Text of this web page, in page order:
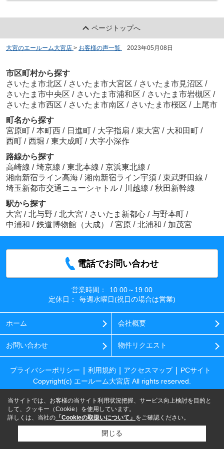
ページトップへ
大宮のエールーム大宮店 > お客様の声一覧 2023年05月08日
市区町村から探す
さいたま市北区 / さいたま市大宮区 / さいたま市見沼区 /
さいたま市中央区 / さいたま市浦和区 / さいたま市岩槻区 /
さいたま市西区 / さいたま市南区 / さいたま市桜区 /
上尾市
町名から探す
宮原町 / 本町西 / 日進町 / 大字指扇 / 東大宮 / 大和田町 /
西町 / 西堀 / 東大成町 / 大字小深作
路線から探す
高崎線 / 埼京線 / 東北本線 / 京浜東北線 /
湘南新宿ライン高海 / 湘南新宿ライン宇須 / 東武野田線 /
埼玉新都市交通ニューシャトル / 川越線 / 秋田新幹線
駅から探す
大宮 / 北与野 / 北大宮 / さいたま新都心 / 与野本町 /
中浦和 / 鉄道博物館（大成） / 宮原 / 北浦和 / 加茂宮
電話でお問い合わせ
営業時間：
10:00～19:00
定休日：
毎週水曜日(祝日の場合は営業)
ホーム 会社概要
お問い合わせ 物件リクエスト
プライバシーポリシー 利用規約 アクセスマップ
PCサイト
Copyright(c) エールーム大宮店 All rights reserved.
当サイトでは、お客様の当サイト利用状況把握、サービス向上検討を目的と
して、クッキー（Cookie）を使用しています。
詳しくは、当社の 「Cookieの取扱いについて」 をご確認ください。
閉じる